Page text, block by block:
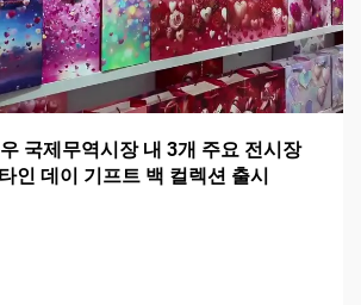
국제무역시장 내 3개 주요 전시장
인 데이 기프트 백 컬렉션 출시